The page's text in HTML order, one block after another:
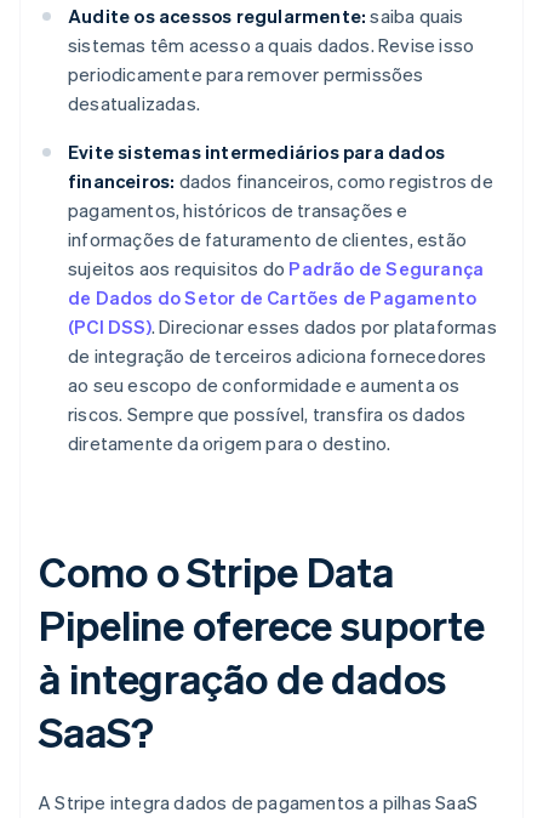
Audite os acessos regularmente: saiba quais
sistemas têm acesso a quais dados. Revise isso
periodicamente para remover permissões
desatualizadas.
Evite sistemas intermediários para dados
financeiros: dados financeiros, como registros de
pagamentos, históricos de transações e
informações de faturamento de clientes, estão
sujeitos aos requisitos do Padrão de Segurança
de Dados do Setor de Cartões de Pagamento
(PCI DSS). Direcionar esses dados por plataformas
de integração de terceiros adiciona fornecedores
ao seu escopo de conformidade e aumenta os
riscos. Sempre que possível, transfira os dados
diretamente da origem para o destino.
Como o Stripe Data
Pipeline oferece suporte
à integração de dados
SaaS?
A Stripe integra dados de pagamentos a pilhas SaaS